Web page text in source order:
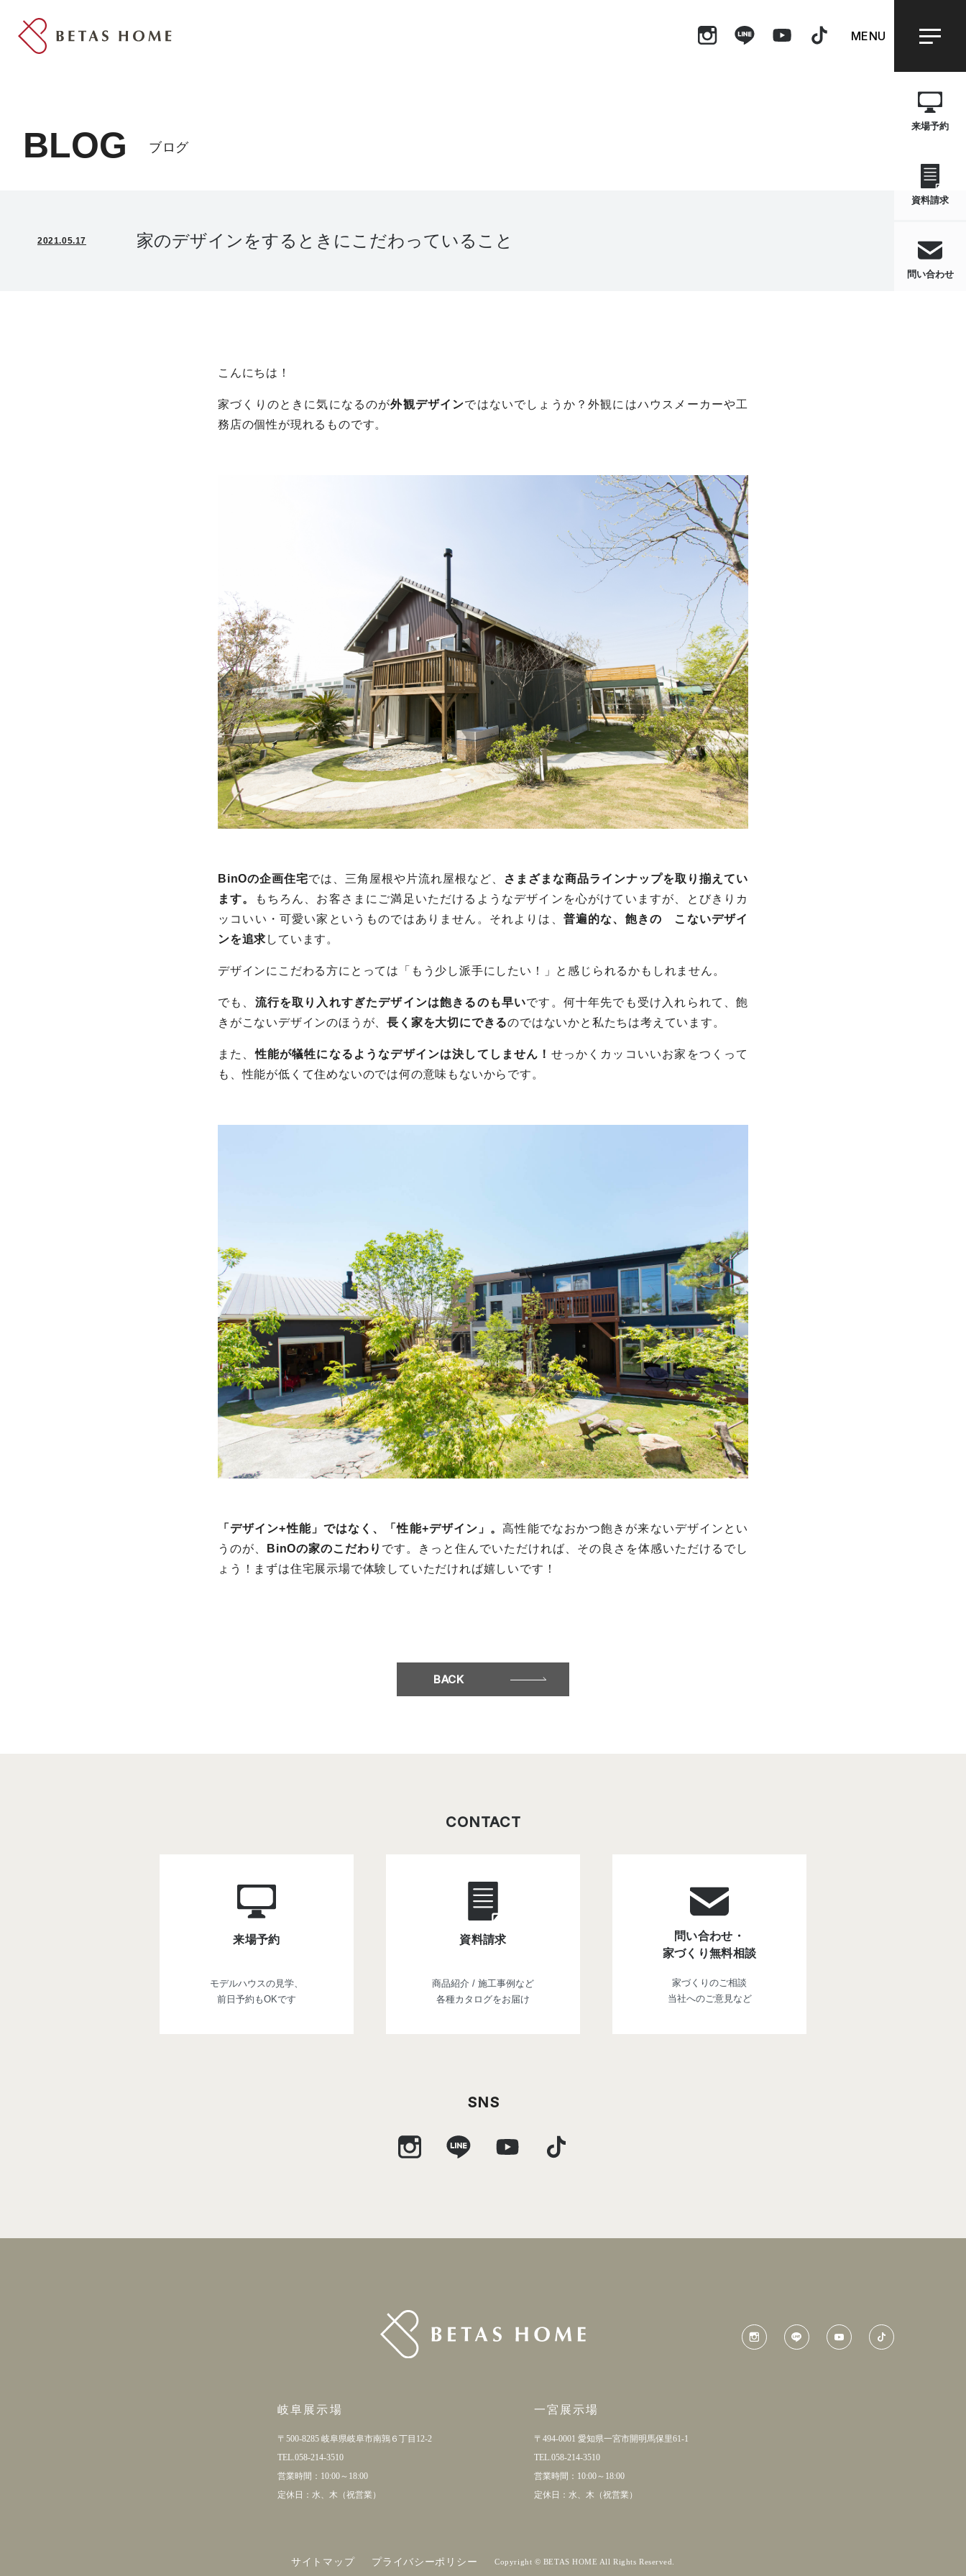
MENU
BLOG ブログ
2021.05.17 家のデザインをするときにこだわっていること
こんにちは！
家づくりのときに気になるのが外観デザインではないでしょうか？外観にはハウスメーカーや工
務店の個性が現れるものです。
BinOの企画住宅では、三角屋根や片流れ屋根など、
さまざまな商品ラインナップを取り揃えてい
ます。
もちろん、お客さまにご満足いただけるようなデザインを心がけていますが、とびきりカ
ッコいい・可愛い家というものではありません。それよりは、 普遍的な、飽きの こないデザイ
ンを追求 しています。
デザインにこだわる方にとっては「もう少し派手にしたい！」と感じられるかもしれません。
でも、 流行を取り入れすぎたデザインは飽きるのも早いです。何十年先でも受け入れられて、飽
きがこないデザインのほうが、長く家を大切にできるのではないかと私たちは考えています。
また、性能が犠牲になるようなデザインは決してしません！ せっかくカッコいいお家をつくって
も、性能が低くて住めないのでは何の意味もないからです。
「デザイン+性能」ではなく、「性能+デザイン」。高性能でなおかつ飽きが来ないデザインとい
うのが、
BinOの家のこだわり です。きっと住んでいただければ、その良さを体感いただけるでし
ょう！まずは住宅展示場で体験していただければ嬉しいです！
BACK
CONTACT
来場予約
モデルハウスの見学、
前日予約もOKです
資料請求
商品紹介 / 施工事例など
各種カタログをお届け
問い合わせ・
家づくり無料相談
家づくりのご相談
当社へのご意見など
SNS
岐阜展示場
〒500-8285 岐阜県岐阜市南鶉６丁目12-2
TEL.058-214-3510
営業時間：10:00～18:00
定休日：水、木（祝営業）
一宮展示場
〒494-0001 愛知県一宮市開明馬保里61-1
TEL.058-214-3510
営業時間：10:00～18:00
定休日：水、木（祝営業）
サイトマップ プライバシーポリシー Copyright © BETAS HOME All Rights Reserved.
来場予約
資料請求
問い合わせ